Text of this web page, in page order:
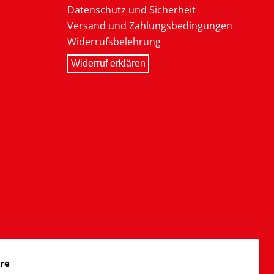
Datenschutz und Sicherheit
Versand und Zahlungsbedingungen
Widerrufsbelehrung
Widerruf erklären